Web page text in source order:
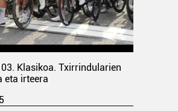
Klasikoa. Txirrindularien
eta irteera